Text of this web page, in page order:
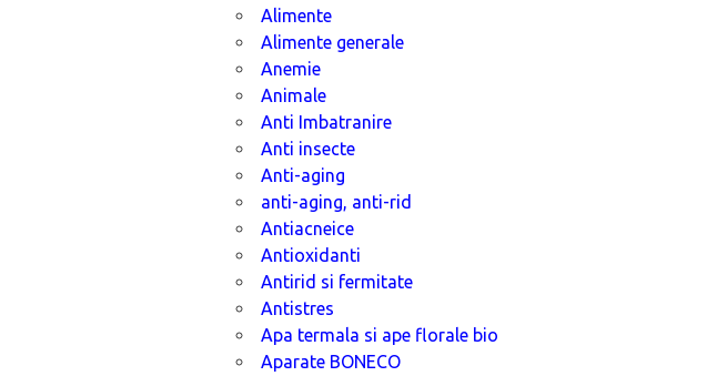
Alimente
Alimente generale
Anemie
Animale
Anti Imbatranire
Anti insecte
Anti-aging
anti-aging, anti-rid
Antiacneice
Antioxidanti
Antirid si fermitate
Antistres
Apa termala si ape florale bio
Aparate BONECO